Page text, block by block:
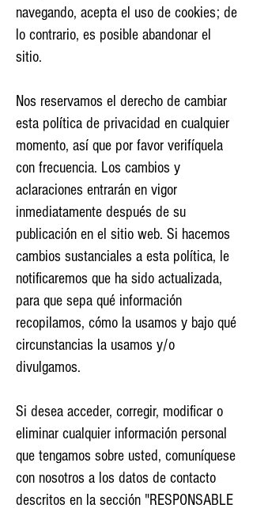
navegando, acepta el uso de cookies; de
lo contrario, es posible abandonar el
sitio.
Nos reservamos el derecho de cambiar
esta política de privacidad en cualquier
momento, así que por favor verifíquela
con frecuencia. Los cambios y
aclaraciones entrarán en vigor
inmediatamente después de su
publicación en el sitio web. Si hacemos
cambios sustanciales a esta política, le
notificaremos que ha sido actualizada,
para que sepa qué información
recopilamos, cómo la usamos y bajo qué
circunstancias la usamos y/o
divulgamos.
Si desea acceder, corregir, modificar o
eliminar cualquier información personal
que tengamos sobre usted, comuníquese
con nosotros a los datos de contacto
descritos en la sección "RESPONSABLE